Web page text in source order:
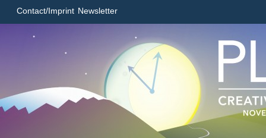
Contact/Imprint Newsletter